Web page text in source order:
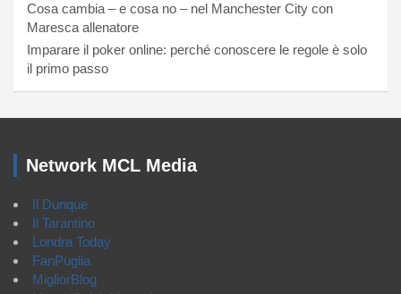
Cosa cambia – e cosa no – nel Manchester City con
Maresca allenatore
Imparare il poker online: perché conoscere le regole è solo
il primo passo
Network MCL Media
Il Dunque
Il Tarantino
Londra Today
FanPuglia
MigliorBlog